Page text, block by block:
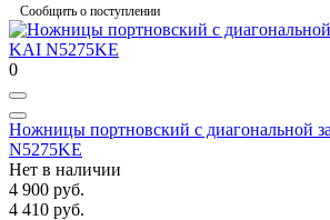
Сообщить о поступлении
0
Ножницы портновский с диагональной
N5275KE
Нет в наличии
4 900 руб.
4 410 руб.